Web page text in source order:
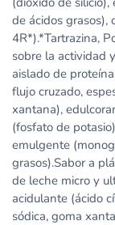
de ácidos grasos),
4R*).*Tartrazina,
sobre la actividad
aislado de
flujo cruzado,
xantana),
(fosfato de
emulgente
grasos).Sabor a
de leche micro y
acidulante (ácido
sódica, goma